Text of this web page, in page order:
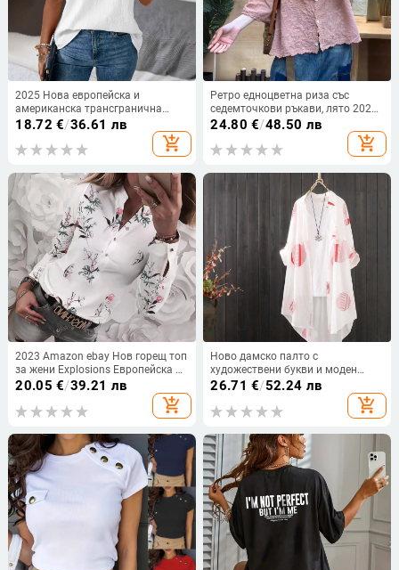
2025 Нова европейска и
американска трансгранична
Amazon пролетно-лятна нова V-
образна деколте къс ръкав
модна ежедневна едноцветна
18.72 €/36.61 лв
add_shopping_cart
Ретро едноцветна риза със
седемточкови ръкави, лято 2024,
нова триизмерна бродирана
дантела, елегантен дамски
кардиган
24.80 €/48.50 лв
add_shopping_cart
2023 Amazon ebay Нов горещ топ
за жени Explosions Европейска и
американска външна търговия с
дълъг ръкав с V-образно деколте
и щампа
20.05 €/39.21 лв
add_shopping_cart
Ново дамско палто с
художествени букви и моден
дизайн, щамповано, свободно,
слънцезащитно, тънко, плажно
жилетка
26.71 €/52.24 лв
add_shopping_cart